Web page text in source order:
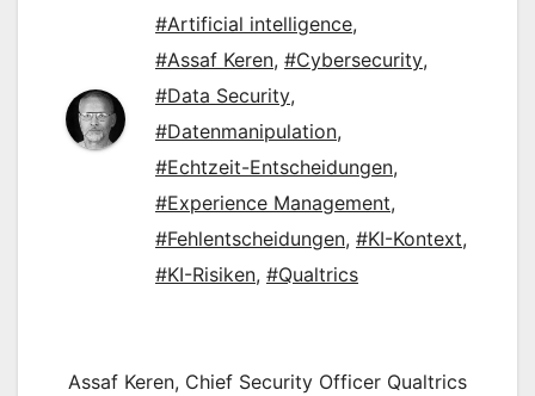
#Artificial intelligence,
#Assaf Keren, #Cybersecurity,
#Data Security,
#Datenmanipulation,
#Echtzeit-Entscheidungen,
#Experience Management,
#Fehlentscheidungen, #KI-Kontext,
#KI-Risiken, #Qualtrics
Assaf Keren, Chief Security Officer Qualtrics